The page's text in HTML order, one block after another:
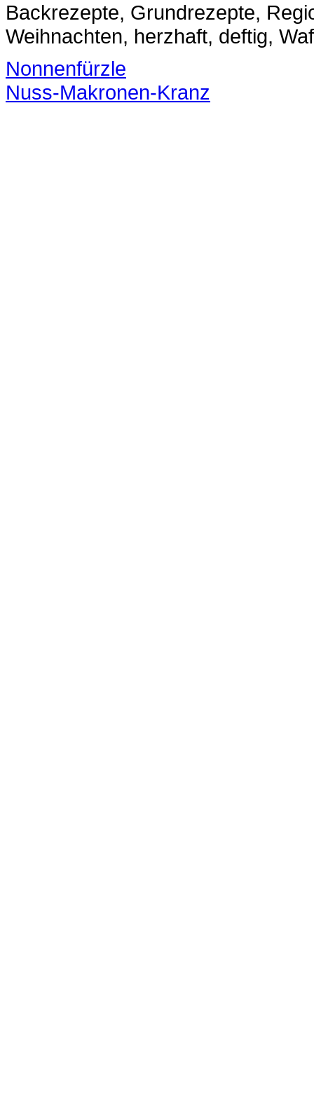
Backrezepte, Grundrezepte,
Weihnachten, herzhaft, deftig,
Nonnenfürzle
Nuss-Makronen-Kranz